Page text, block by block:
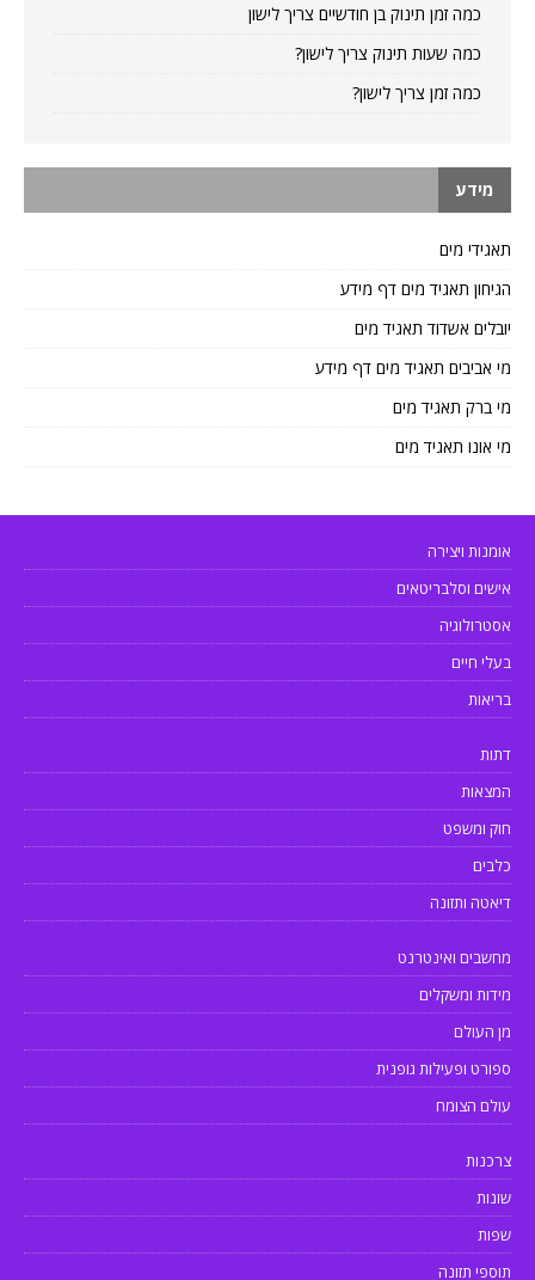
כמה זמן תינוק בן חודשיים צריך לישון
כמה שעות תינוק צריך לישון?
כמה זמן צריך לישון?
מידע
תאגידי מים
הגיחון תאגיד מים דף מידע
יובלים אשדוד תאגיד מים
מי אביבים תאגיד מים דף מידע
מי ברק תאגיד מים
מי אונו תאגיד מים
אומנות ויצירה
אישים וסלבריטאים
אסטרולוגיה
בעלי חיים
בריאות
דתות
המצאות
חוק ומשפט
כלבים
דיאטה ותזונה
מחשבים ואינטרנט
מידות ומשקלים
מן העולם
ספורט ופעילות גופנית
עולם הצומח
צרכנות
שונות
שפות
תוספי תזונה